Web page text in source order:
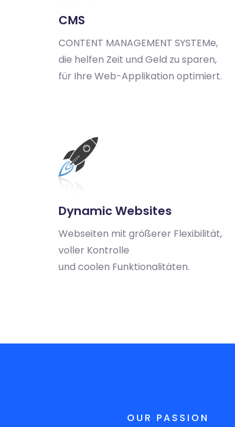
CMS
CONTENT MANAGEMENT SYSTEMe,
die helfen Zeit und Geld zu sparen,
für Ihre Web-Applikation optimiert.
Dynamic Websites
Webseiten mit größerer Flexibilität,
voller Kontrolle
und coolen Funktionalitäten.
OUR PASSION